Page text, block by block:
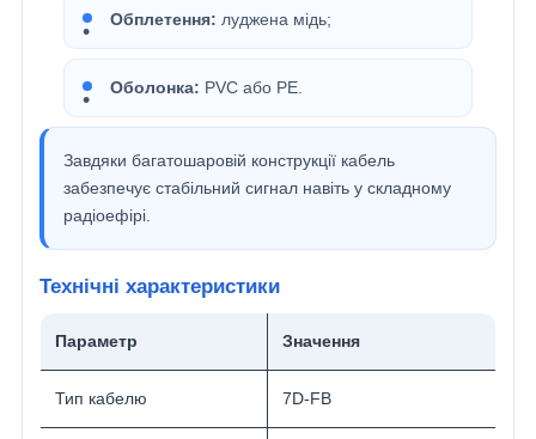
Обплетення: луджена мідь;
Оболонка: PVC або PE.
Завдяки багатошаровій конструкції кабель
забезпечує стабільний сигнал навіть у складному
радіоефірі.
Технічні характеристики
Параметр Значення
Тип кабелю 7D-FB